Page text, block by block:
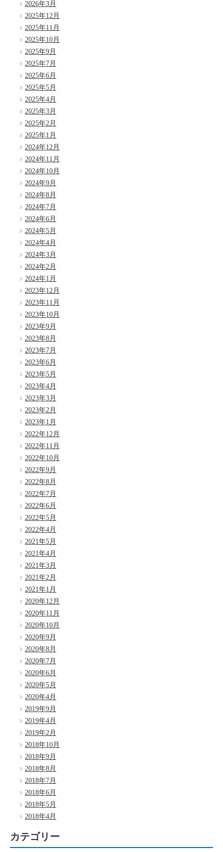
2026年3月
2025年12月
2025年11月
2025年10月
2025年9月
2025年7月
2025年6月
2025年5月
2025年4月
2025年3月
2025年2月
2025年1月
2024年12月
2024年11月
2024年10月
2024年9月
2024年8月
2024年7月
2024年6月
2024年5月
2024年4月
2024年3月
2024年2月
2024年1月
2023年12月
2023年11月
2023年10月
2023年9月
2023年8月
2023年7月
2023年6月
2023年5月
2023年4月
2023年3月
2023年2月
2023年1月
2022年12月
2022年11月
2022年10月
2022年9月
2022年8月
2022年7月
2022年6月
2022年5月
2022年4月
2021年5月
2021年4月
2021年3月
2021年2月
2021年1月
2020年12月
2020年11月
2020年10月
2020年9月
2020年8月
2020年7月
2020年6月
2020年5月
2020年4月
2019年9月
2019年4月
2019年2月
2018年10月
2018年9月
2018年8月
2018年7月
2018年6月
2018年5月
2018年4月
カテゴリー